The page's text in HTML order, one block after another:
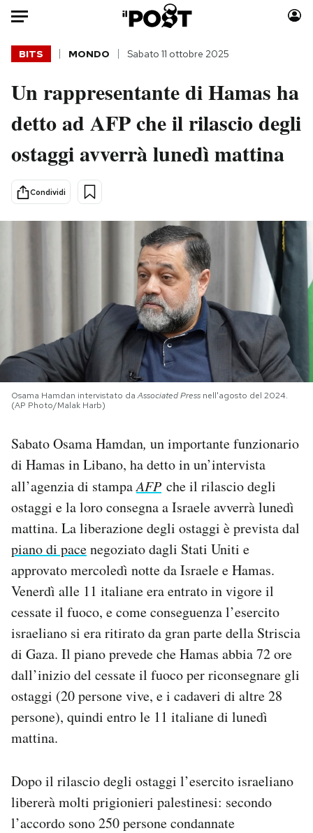
Auto
Politica
Tecnologia
Internet
Moda
Consumismi
Europa
Altrecose
Mondiali calcio 2026
PODCAST
CALENDARIO
AREA PERSONALE
Newsletter
Notifiche mobile
Regala il Post
Hai bisogno di aiuto?
Esci
BITS MONDO Sabato 11 ottobre 2025
Un rappresentante di Hamas ha
detto ad AFP che il rilascio degli
ostaggi avverrà lunedì mattina
Condividi
Osama Hamdan intervistato daAssociated Press nell'agosto del 2024.
(AP Photo/Malak Harb)
Sabato Osama Hamdan, un importante funzionario
di Hamas in Libano, ha detto in un’intervista
all’agenzia di stampaAFP che il rilascio degli
ostaggi e la loro consegna a Israele avverrà lunedì
mattina. La liberazione degli ostaggi è prevista dal
piano di pacenegoziato dagli Stati Uniti e
approvato mercoledì notte da Israele e Hamas.
Venerdì alle 11 italiane era entrato in vigore il
cessate il fuoco, e come conseguenza l’esercito
israeliano si era ritirato da gran parte della Striscia
di Gaza. Il piano prevede che Hamas abbia 72 ore
dall’inizio del cessate il fuoco per riconsegnare gli
ostaggi (20 persone vive, e i cadaveri di altre 28
persone), quindi entro le 11 italiane di lunedì
mattina.
Dopo il rilascio degli ostaggi l’esercito israeliano
libererà molti prigionieri palestinesi: secondo
l’accordo sono 250 persone condannate